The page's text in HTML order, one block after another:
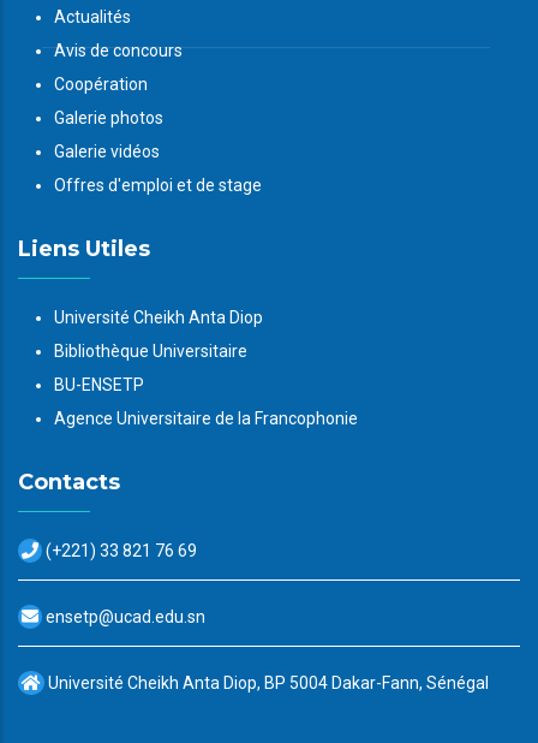
Actualités
Avis de concours
Coopération
Galerie photos
Galerie vidéos
Offres d'emploi et de stage
Liens Utiles
Université Cheikh Anta Diop
Bibliothèque Universitaire
BU-ENSETP
Agence Universitaire de la Francophonie
Contacts
(+221) 33 821 76 69
ensetp@ucad.edu.sn
Université Cheikh Anta Diop, BP 5004 Dakar-Fann, Sénégal